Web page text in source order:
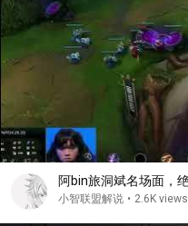
阿bin旅洞斌名场面，
小智联盟解说 • 2.6K views